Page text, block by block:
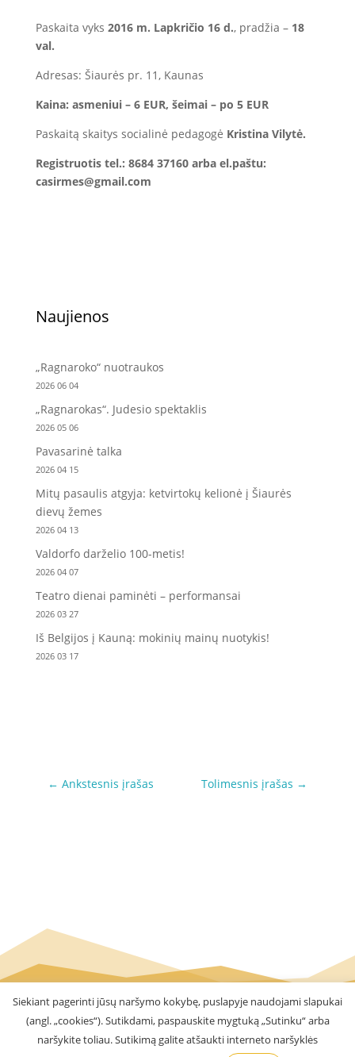
Paskaita vyks 2016 m. Lapkričio 16 d., pradžia – 18
val.
Adresas: Šiaurės pr. 11, Kaunas
Kaina: asmeniui – 6 EUR, šeimai – po 5 EUR
Paskaitą skaitys socialinė pedagogė Kristina Vilytė.
Registruotis tel.: 8684 37160 arba el.paštu:
casirmes@gmail.com
Naujienos
„Ragnaroko“ nuotraukos
2026 06 04
„Ragnarokas“. Judesio spektaklis
2026 05 06
Pavasarinė talka
2026 04 15
Mitų pasaulis atgyja: ketvirtokų kelionė į Šiaurės
dievų žemes
2026 04 13
Valdorfo darželio 100-metis!
2026 04 07
Teatro dienai paminėti – performansai
2026 03 27
Iš Belgijos į Kauną: mokinių mainų nuotykis!
2026 03 17
← Ankstesnis įrašas Tolimesnis įrašas →
Visos teisės saugomos © 2016 - 2026 VšĮ Kauno
Siekiant pagerinti jūsų naršymo kokybę, puslapyje naudojami slapukai
(angl. „cookies“). Sutikdami, paspauskite mygtuką „Sutinku“ arba
naršykite toliau. Sutikimą galite atšaukti interneto naršyklės